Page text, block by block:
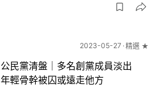
2023-05-27 精選 ★
公民黨清盤｜多名創黨成員淡出
年輕骨幹被囚或遠走他方